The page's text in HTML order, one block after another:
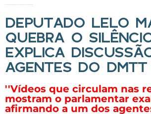
DEPUTADO LELO
QUEBRA O
EXPLICA
AGENTES DO DMTT
''Vídeos que circulam nas
mostram o parlamentar
afirmando a um dos